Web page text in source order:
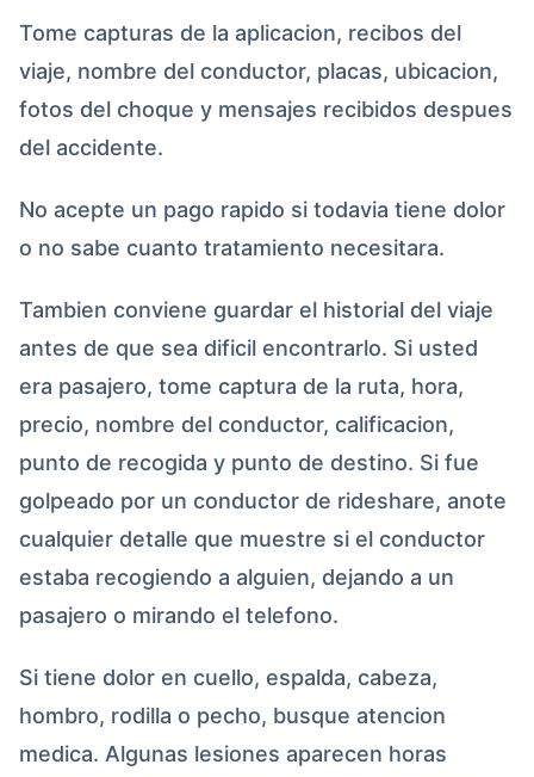
Tome capturas de la aplicacion, recibos del
viaje, nombre del conductor, placas, ubicacion,
fotos del choque y mensajes recibidos despues
del accidente.
No acepte un pago rapido si todavia tiene dolor
o no sabe cuanto tratamiento necesitara.
Tambien conviene guardar el historial del viaje
antes de que sea dificil encontrarlo. Si usted
era pasajero, tome captura de la ruta, hora,
precio, nombre del conductor, calificacion,
punto de recogida y punto de destino. Si fue
golpeado por un conductor de rideshare, anote
cualquier detalle que muestre si el conductor
estaba recogiendo a alguien, dejando a un
pasajero o mirando el telefono.
Si tiene dolor en cuello, espalda, cabeza,
hombro, rodilla o pecho, busque atencion
medica. Algunas lesiones aparecen horas